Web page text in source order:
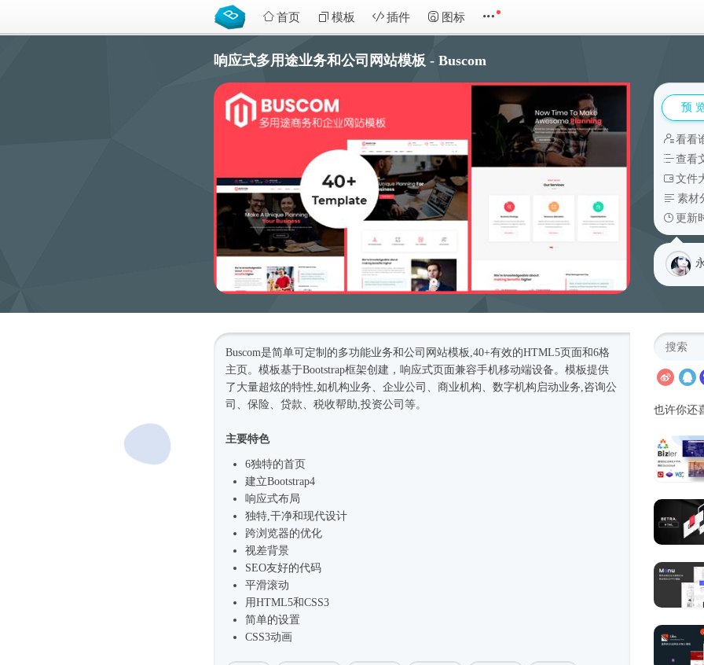
首页 模板 插件 图标
响应式多用途业务和公司网站模板 - Buscom
预
看看
查看
文件
素材
更新
Buscom是简单可定制的多功能业务和公司网站模板,40+有效的HTML5页面和6格
主页。模板基于Bootstrap框架创建， 响应式页面兼容手机移动端设备。模板提供
了大量超炫的特性,如机构业务、企业公司、商业机构、数字机构启动业务,咨询公
司、保险、贷款、税收帮助,投资公司等。
主要特色
6独特的首页
建立Bootstrap4
响应式布局
独特,干净和现代设计
跨浏览器的优化
视差背景
SEO友好的代码
平滑滚动
用HTML5和CSS3
简单的设置
CSS3动画
也许你还